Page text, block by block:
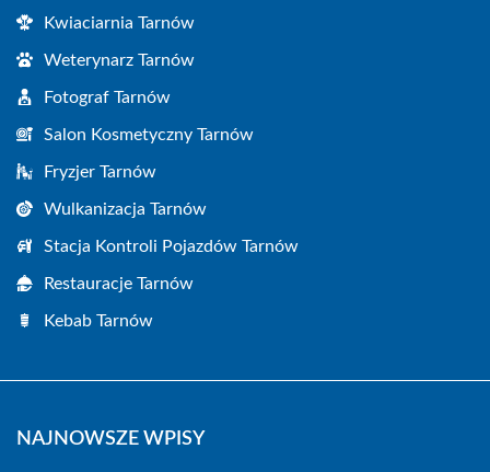
Kwiaciarnia Tarnów
Weterynarz Tarnów
Fotograf Tarnów
Salon Kosmetyczny Tarnów
Fryzjer Tarnów
Wulkanizacja Tarnów
Stacja Kontroli Pojazdów Tarnów
Restauracje Tarnów
Kebab Tarnów
NAJNOWSZE WPISY